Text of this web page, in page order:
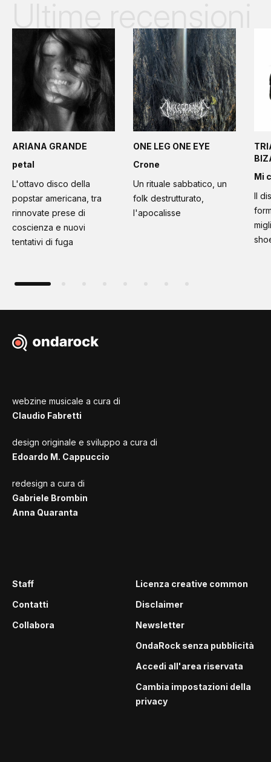
ARIANA GRANDE
petal
L'ottavo disco della
popstar americana, tra
rinnovate prese di
coscienza e nuovi
tentativi di fuga
ONE LEG ONE EYE
Crone
Un rituale sabbatico, un
folk destrutturato,
l'apocalisse
Mi
Il
webzine musicale a cura di
Claudio Fabretti
design originale e sviluppo a cura di
Edoardo M. Cappuccio
redesign a cura di
Gabriele Brombin
Anna Quaranta
Staff
Contatti
Collabora
Licenza creative common
Disclaimer
Newsletter
OndaRock senza pubblicità
Accedi all'area riservata
Cambia impostazioni della
privacy